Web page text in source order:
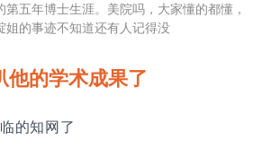
五年博士生涯。美院吗，大家懂的都懂，
姐的事迹不知道还有人记得没
他的学术成果了
的知网了